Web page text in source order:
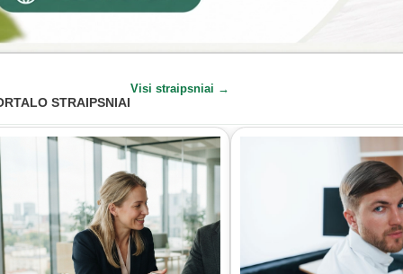
STRAIPSNIAI
Visi straipsniai →